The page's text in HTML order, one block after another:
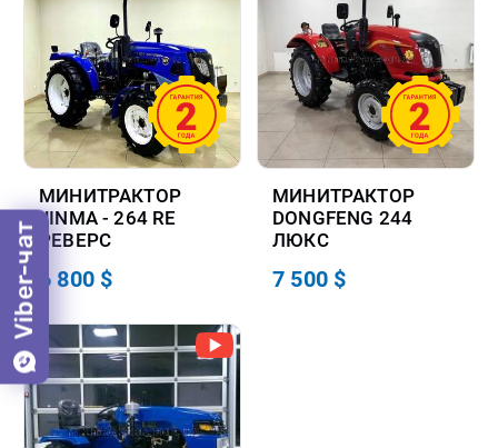
МИНИТРАКТОР
JINMA - 264 RE
РЕВЕРС
6 800 $
МИНИТРАКТОР
DONGFENG 244
ЛЮКС
7 500 $
Viber-чат